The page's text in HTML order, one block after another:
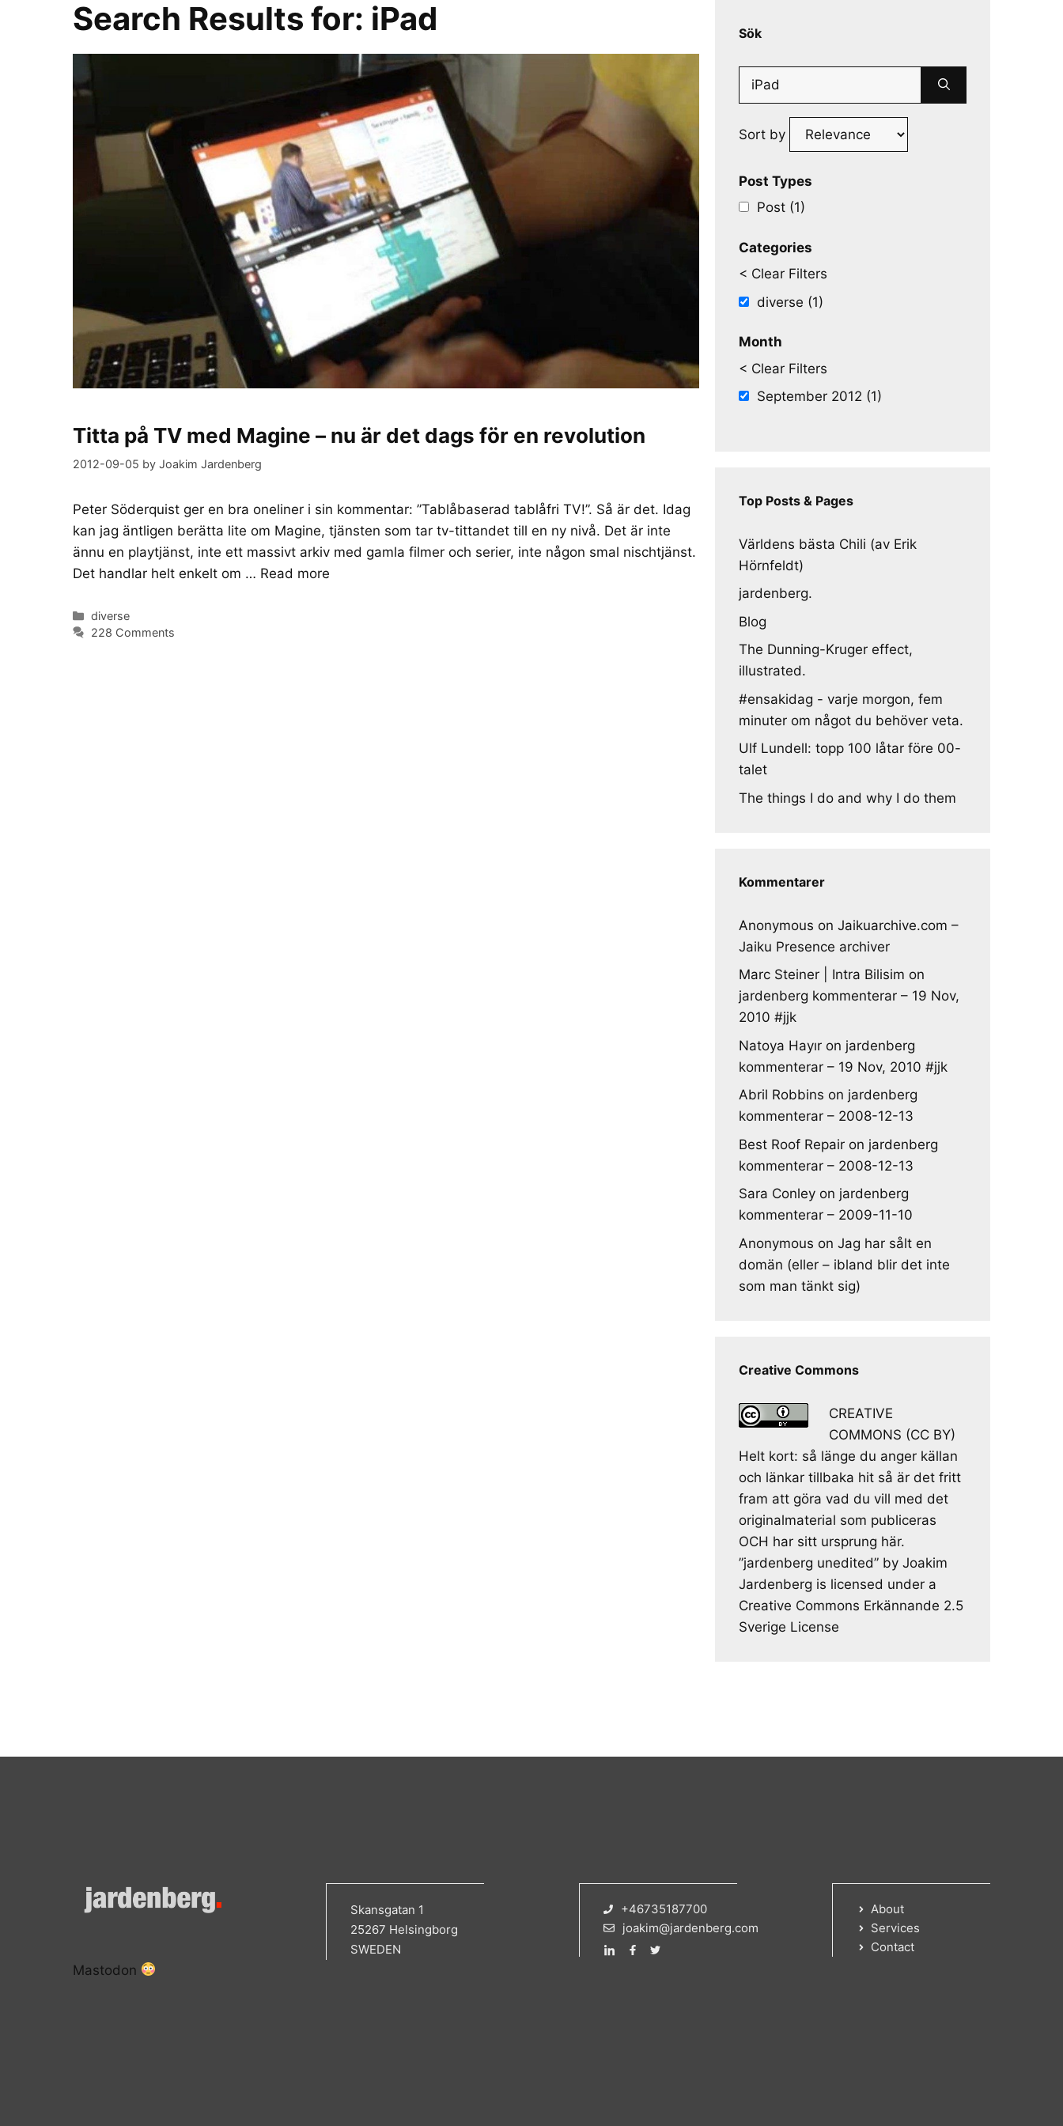
Search Results for: iPad
Titta på TV med Magine – nu är det dags för en revolution
2012-09-05 by Joakim Jardenberg
Peter Söderquist ger en bra oneliner i sin kommentar: ”Tablåbaserad tablåfri TV!”. Så är det. Idag
kan jag äntligen berätta lite om Magine, tjänsten som tar tv-tittandet till en ny nivå. Det är inte
ännu en playtjänst, inte ett massivt arkiv med gamla filmer och serier, inte någon smal nischtjänst.
Det handlar helt enkelt om … Read more
Categories
diverse
228 Comments
Sök
Search
Sort by
Post Types
Post (1)
Categories
< Clear Filters
diverse (1)
Month
< Clear Filters
September 2012 (1)
Top Posts & Pages
Världens bästa Chili (av Erik
Hörnfeldt)
jardenberg.
Blog
The Dunning-Kruger effect,
illustrated.
#ensakidag - varje morgon, fem
minuter om något du behöver veta.
Ulf Lundell: topp 100 låtar före 00-
talet
The things I do and why I do them
Kommentarer
Anonymous on Jaikuarchive.com –
Jaiku Presence archiver
Marc Steiner | Intra Bilisim on
jardenberg kommenterar – 19 Nov,
2010 #jjk
Natoya Hayır on jardenberg
kommenterar – 19 Nov, 2010 #jjk
Abril Robbins on jardenberg
kommenterar – 2008-12-13
Best Roof Repair on jardenberg
kommenterar – 2008-12-13
Sara Conley on jardenberg
kommenterar – 2009-11-10
Anonymous on Jag har sålt en
domän (eller – ibland blir det inte
som man tänkt sig)
Creative Commons
CREATIVE
COMMONS (CC BY)
Helt kort: så länge du anger källan
och länkar tillbaka hit så är det fritt
fram att göra vad du vill med det
originalmaterial som publiceras
OCH har sitt ursprung här.
”jardenberg unedited” by Joakim
Jardenberg is licensed under a
Creative Commons Erkännande 2.5
Sverige License
Skansgatan 1
25267 Helsingborg
SWEDEN
+46735187700
joakim@jardenberg.com
About
Services
Contact
Mastodon